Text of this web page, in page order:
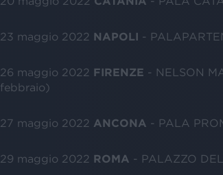
23 maggio 2022 NAPOLI -
26 maggio 2022 FIRENZE - NELSON
febbraio)
27 maggio 2022 ANCONA - PALA
29 maggio 2022 ROMA - PALAZZO